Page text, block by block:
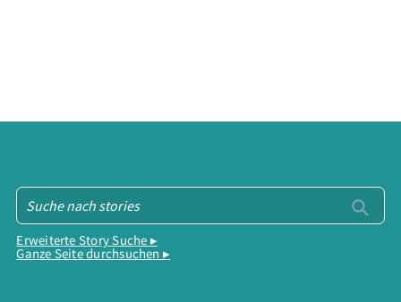
Erweiterte Story Suche ▸
Ganze Seite durchsuchen ▸